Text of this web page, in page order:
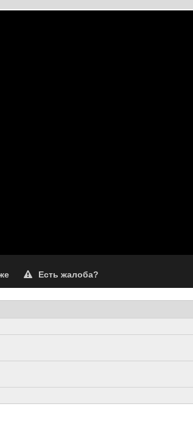
Есть жалоба?